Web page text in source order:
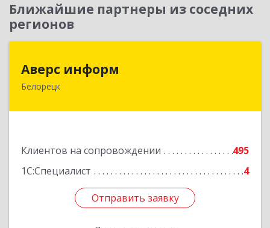
Ближайшие партнеры из соседних
регионов
Аверс информ
Белорецк
Клиентов на сопровождении
495
1С:Специалист
4
Отправить заявку
453500, Башкортостан Респ, Белорецкий р-н,
Подробнее
Отправить заявку